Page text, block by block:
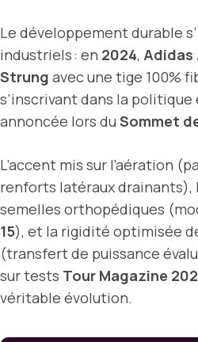
Le développement durable
industriels : en 2024, Adidas
Strung avec une tige 100%
s’inscrivant dans la
annoncée lors du Sommet
L’accent mis sur l’aération
renforts latéraux
semelles orthopédiques
15), et la rigidité optimisée
(transfert de puissance
sur tests Tour Magazine
véritable évolution.